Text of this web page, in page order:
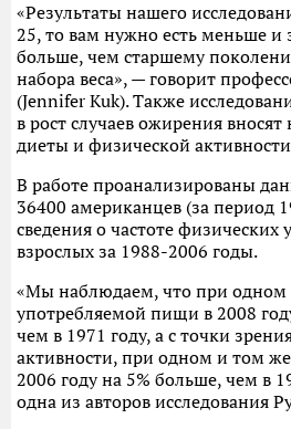
«Результаты нашего
25, то вам нужно есть меньше и
больше, чем старшему
набора веса», — говорит
(Jennifer Kuk). Также
в рост случаев ожирения
диеты и физической
В работе проанализированы
36400 американцев (за период
сведения о частоте
взрослых за 1988-2006 годы.
«Мы наблюдаем, что при одном
употребляемой пищи в 2008
чем в 1971 году, а с точки
активности, при одном и том же
2006 году на 5% больше, чем в
одна из авторов исследования